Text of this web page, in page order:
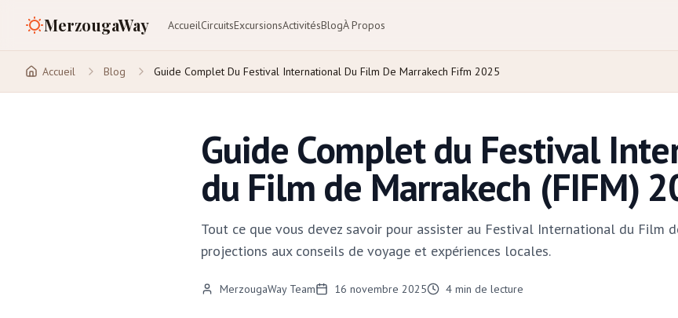
MerzougaWay AccueilCircuitsExcursionsActivitésBlogÀ Propos
Accueil Blog Guide Complet Du Festival International Du Film De Marrakech Fifm 2025
Guide Complet du Festival
du Film de Marrakech (FIFM)
Tout ce que vous devez savoir pour assister au Festival International du Film
projections aux conseils de voyage et expériences locales.
MerzougaWay Team 16 novembre 2025 4 min de lecture